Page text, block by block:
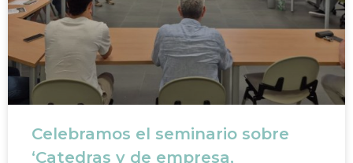
Celebramos el seminario sobre
‘Catedras y de empresa,